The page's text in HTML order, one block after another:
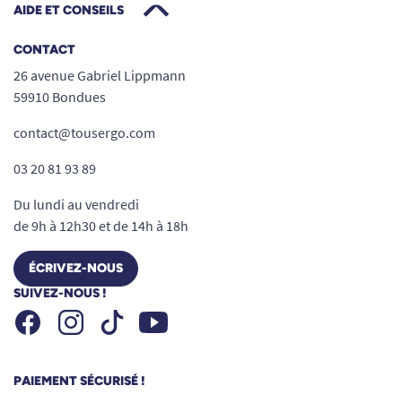
AIDE ET CONSEILS
CONTACT
26 avenue Gabriel Lippmann
59910 Bondues
contact@tousergo.com
03 20 81 93 89
Du lundi au vendredi
de 9h à 12h30 et de 14h à 18h
ÉCRIVEZ-NOUS
SUIVEZ-NOUS !
FacebookInstagramTiktok Youtube
PAIEMENT SÉCURISÉ !